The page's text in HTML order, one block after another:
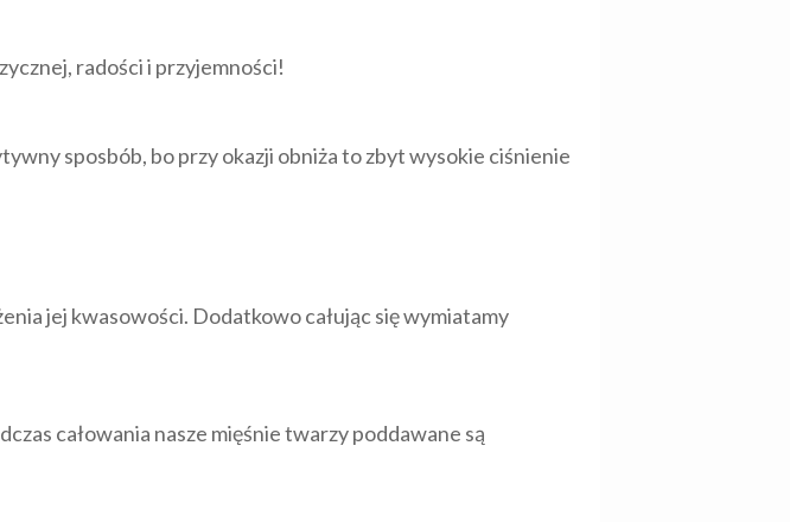
radości i przyjemności!
sposbób, bo przy okazji obniża to zbyt wysokie ciśnienie
jej kwasowości. Dodatkowo całując się wymiatamy
całowania nasze mięśnie twarzy poddawane są